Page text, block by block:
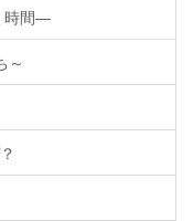
時間―
～